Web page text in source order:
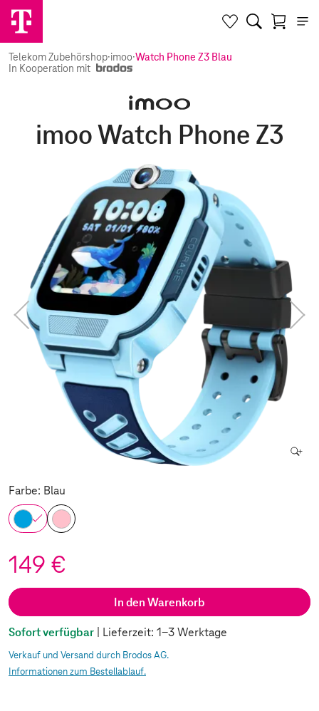
Telekom Zubehörshop·imoo·Watch Phone Z3 Blau
In Kooperation mit
imoo Watch Phone Z3
Farbe: Blau
149 €
In den Warenkorb
Sofort verfügbar | Lieferzeit: 1-3 Werktage
Verkauf und Versand durch Brodos AG.
Informationen zum Bestellablauf.